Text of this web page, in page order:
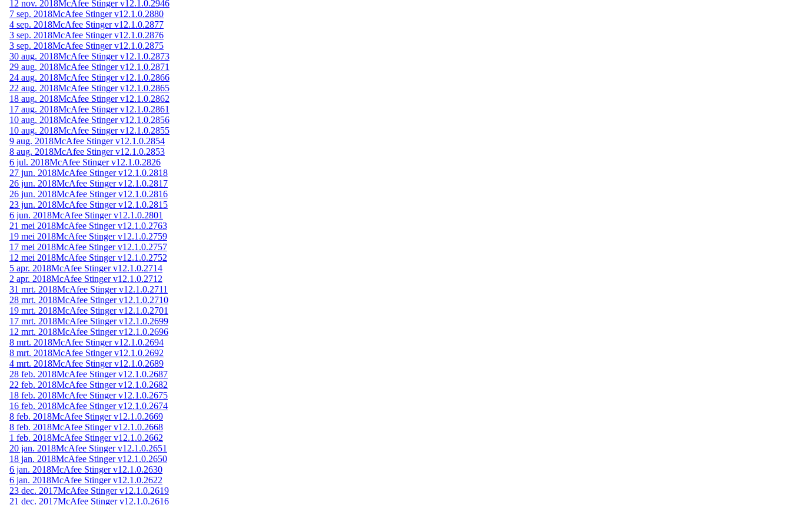
12 nov. 2018McAfee Stinger v12.1.0.2946
7 sep. 2018McAfee Stinger v12.1.0.2880
4 sep. 2018McAfee Stinger v12.1.0.2877
3 sep. 2018McAfee Stinger v12.1.0.2876
3 sep. 2018McAfee Stinger v12.1.0.2875
30 aug. 2018McAfee Stinger v12.1.0.2873
29 aug. 2018McAfee Stinger v12.1.0.2871
24 aug. 2018McAfee Stinger v12.1.0.2866
22 aug. 2018McAfee Stinger v12.1.0.2865
18 aug. 2018McAfee Stinger v12.1.0.2862
17 aug. 2018McAfee Stinger v12.1.0.2861
10 aug. 2018McAfee Stinger v12.1.0.2856
10 aug. 2018McAfee Stinger v12.1.0.2855
9 aug. 2018McAfee Stinger v12.1.0.2854
8 aug. 2018McAfee Stinger v12.1.0.2853
6 jul. 2018McAfee Stinger v12.1.0.2826
27 jun. 2018McAfee Stinger v12.1.0.2818
26 jun. 2018McAfee Stinger v12.1.0.2817
26 jun. 2018McAfee Stinger v12.1.0.2816
23 jun. 2018McAfee Stinger v12.1.0.2815
6 jun. 2018McAfee Stinger v12.1.0.2801
21 mei 2018McAfee Stinger v12.1.0.2763
19 mei 2018McAfee Stinger v12.1.0.2759
17 mei 2018McAfee Stinger v12.1.0.2757
12 mei 2018McAfee Stinger v12.1.0.2752
5 apr. 2018McAfee Stinger v12.1.0.2714
2 apr. 2018McAfee Stinger v12.1.0.2712
31 mrt. 2018McAfee Stinger v12.1.0.2711
28 mrt. 2018McAfee Stinger v12.1.0.2710
19 mrt. 2018McAfee Stinger v12.1.0.2701
17 mrt. 2018McAfee Stinger v12.1.0.2699
12 mrt. 2018McAfee Stinger v12.1.0.2696
8 mrt. 2018McAfee Stinger v12.1.0.2694
8 mrt. 2018McAfee Stinger v12.1.0.2692
4 mrt. 2018McAfee Stinger v12.1.0.2689
28 feb. 2018McAfee Stinger v12.1.0.2687
22 feb. 2018McAfee Stinger v12.1.0.2682
18 feb. 2018McAfee Stinger v12.1.0.2675
16 feb. 2018McAfee Stinger v12.1.0.2674
8 feb. 2018McAfee Stinger v12.1.0.2669
8 feb. 2018McAfee Stinger v12.1.0.2668
1 feb. 2018McAfee Stinger v12.1.0.2662
20 jan. 2018McAfee Stinger v12.1.0.2651
18 jan. 2018McAfee Stinger v12.1.0.2650
6 jan. 2018McAfee Stinger v12.1.0.2630
6 jan. 2018McAfee Stinger v12.1.0.2622
23 dec. 2017McAfee Stinger v12.1.0.2619
21 dec. 2017McAfee Stinger v12.1.0.2616